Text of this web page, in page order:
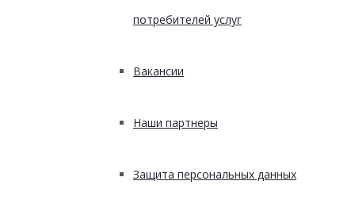
потребителей услуг
Вакансии
Наши партнеры
Защита персональных данных